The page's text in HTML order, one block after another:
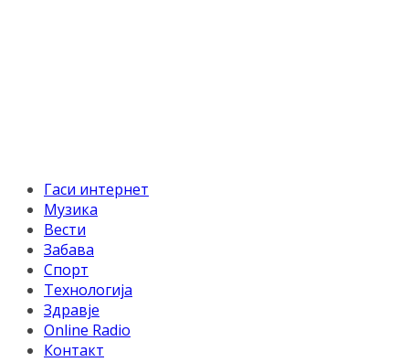
Гаси интернет
Музика
Вести
Забава
Спорт
Технологија
Здравје
Online Radio
Контакт